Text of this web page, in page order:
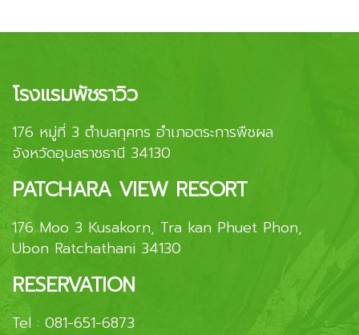
โรงแรมพัชราวิว
176 หมู่ที่ 3 ตำบลกุศกร อำเภอตระการพืชผล
จังหวัดอุบลราชธานี 34130
PATCHARA VIEW RESORT
176 Moo 3 Kusakorn, Tra kan Phuet Phon,
Ubon Ratchathani 34130
RESERVATION
Tel : 081-651-6873